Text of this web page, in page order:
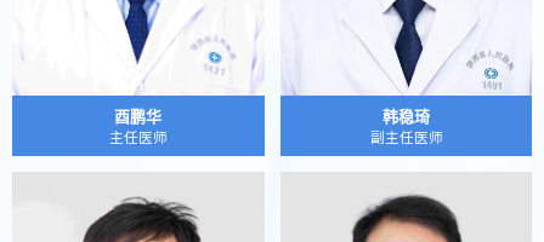
酉鹏华
主任医师
韩稳琦
副主任医师